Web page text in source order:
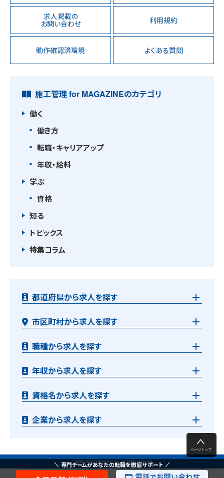
求人掲載の
お問い合わせ 利用規約
動作確認済環境 よくある質問
施工管理 for MAGAZINEのカテゴリ
働く
働き方
転職・キャリアアップ
年収・給料
学ぶ
資格
知る
トピックス
特集コラム
都道府県から求人を探す
市区町村から求人を探す
職種から求人を探す
年収から求人を探す
資格名から求人を探す
企業から求人を探す
© Open Up Construction Inc. All rights reserved.
専門チームがあなたの転職を徹底サポート